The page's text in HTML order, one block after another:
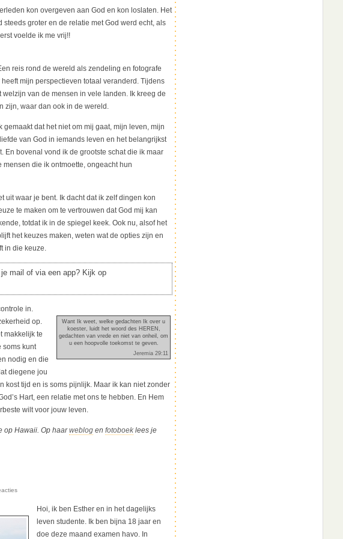
kon overgeven aan God en kon loslaten. Het
groter en de relatie met God werd echt, als
voelde ik me vrij!!
reis rond de wereld als zendeling en fotografe
mijn perspectieven totaal veranderd. Tijdens
van de mensen in vele landen. Ik kreeg de
zijn, waar dan ook in de wereld.
dat het niet om mij gaat, mijn leven, mijn
van God in iemands leven en het belangrijkst
En bovenal vond ik de grootste schat die ik maar
die ik ontmoette, ongeacht hun
uit waar je bent. Ik dacht dat ik zelf dingen kon
te maken om te vertrouwen dat God mij kan
totdat ik in de spiegel keek. Ook nu, alsof het
het keuzes maken, weten wat de opties zijn en
in die keuze.
mail of via een app? Kijk op
Want Ik weet, welke gedachten Ik over u
koester, luidt het woord des HEREN,
gedachten van vrede en niet van onheil, om
u een hoopvolle toekomst te geven.
Jeremia 29:11
in.
op.
makkelijk te
soms kunt
nodig en die
diegene jou
kost tijd en is soms pijnlijk. Maar ik kan niet zonder
Hart, een relatie met ons te hebben. En Hem
wilt voor jouw leven.
op Hawaii. Op haarweblog en fotoboek lees je
Hoi, ik ben Esther en in het dagelijks
leven studente. Ik ben bijna 18 jaar en
doe deze maand examen havo. In